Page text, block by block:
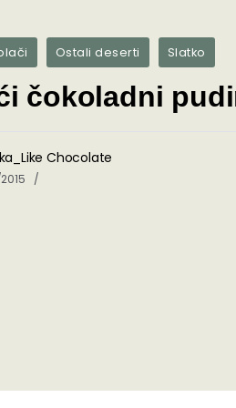
Ostali deserti Slatko
čokoladni
Chocolate